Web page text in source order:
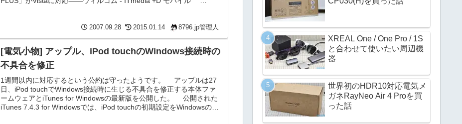
売り込んでいる割には同じようなサービスに2重で入らないといけない
2007.09.28 2015.01.14 8796.jp管理人
[電気小物] アップル、iPod touchのWindows接続時の
不具合を修正
1週間以内に対応するという公約は守ったようです。 アップルは27
日、iPod touchでWindows接続時に生じる不具合を修正する本体ファ
ームウェアとiTunes for Windowsの最新版を公開した。 公開された
iTunes 7.4.3 for Windowsでは、iPod touchの初期設定をWindowsのイ
XREAL One / One Pro / 1S
と合わせて使いたい周辺機
器
世界初のHDR10対応電気メ
ガネRayNeo Air 4 Proを買
った話